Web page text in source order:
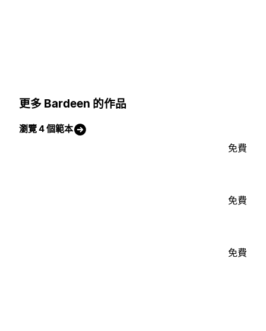
更多 Bardeen 的作品
瀏覽 4 個範本
免費
免費
免費